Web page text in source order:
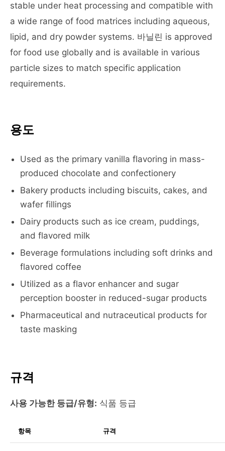
stable under heat processing and compatible with
a wide range of food matrices including aqueous,
lipid, and dry powder systems. 바닐린 is approved
for food use globally and is available in various
particle sizes to match specific application
requirements.
용도
Used as the primary vanilla flavoring in mass-
produced chocolate and confectionery
Bakery products including biscuits, cakes, and
wafer fillings
Dairy products such as ice cream, puddings,
and flavored milk
Beverage formulations including soft drinks and
flavored coffee
Utilized as a flavor enhancer and sugar
perception booster in reduced-sugar products
Pharmaceutical and nutraceutical products for
taste masking
규격
사용 가능한 등급/유형: 식품 등급
항목 규격